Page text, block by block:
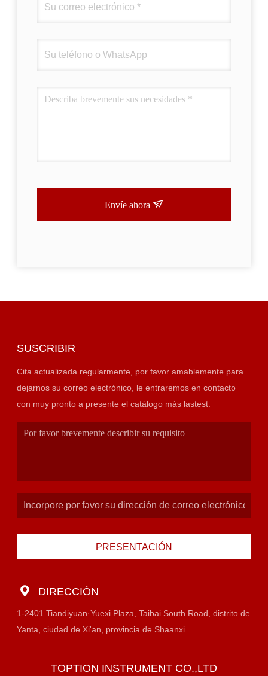
Envíe ahora
SUSCRIBIR
Cita actualizada regularmente, por favor amablemente para
dejarnos su correo electrónico, le entraremos en contacto
con muy pronto a presente el catálogo más lastest.
PRESENTACIÓN
DIRECCIÓN
1-2401 Tiandiyuan·Yuexi Plaza, Taibai South Road, distrito de
Yanta, ciudad de Xi'an, provincia de Shaanxi
TOPTION INSTRUMENT CO.,LTD